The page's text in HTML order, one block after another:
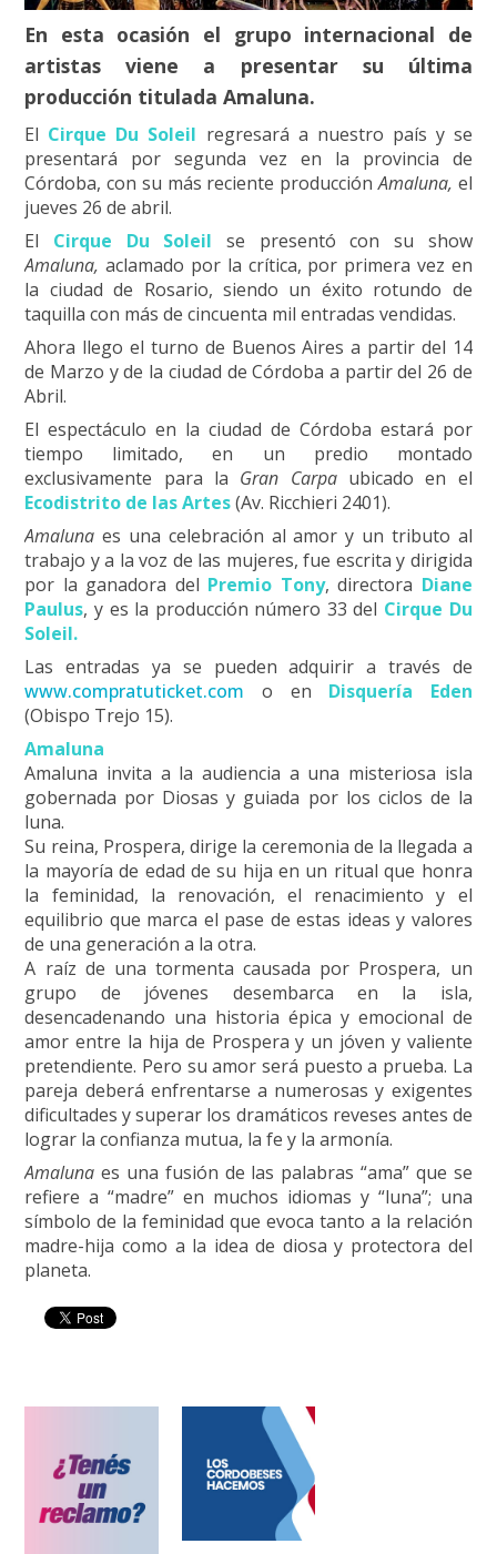
En esta ocasión el grupo internacional de
artistas viene a presentar su última
producción titulada Amaluna.
El Cirque Du Soleil regresará a nuestro país y se
presentará por segunda vez en la provincia de
Córdoba, con su más reciente producciónAmaluna, el
jueves 26 de abril.
El Cirque Du Soleil se presentó con su show
Amaluna, aclamado por la crítica, por primera vez en
la ciudad de Rosario, siendo un éxito rotundo de
taquilla con más de cincuenta mil entradas vendidas.
Ahora llego el turno de Buenos Aires a partir del 14
de Marzo y de la ciudad de Córdoba a partir del 26 de
Abril.
El espectáculo en la ciudad de Córdoba estará por
tiempo limitado, en un predio montado
exclusivamente para la Gran Carpaubicado en el
Ecodistrito de las Artes(Av. Ricchieri 2401).
Amalunaes una celebración al amor y un tributo al
trabajo y a la voz de las mujeres, fue escrita y dirigida
por la ganadora del Premio Tony, directora Diane
Paulus, y es la producción número 33 del Cirque Du
Soleil.
Las entradas ya se pueden adquirir a través de
www.compratuticket.com o en Disquería Eden
(Obispo Trejo 15).
Amaluna
Amaluna invita a la audiencia a una misteriosa isla
gobernada por Diosas y guiada por los ciclos de la
luna.
Su reina, Prospera, dirige la ceremonia de la llegada a
la mayoría de edad de su hija en un ritual que honra
la feminidad, la renovación, el renacimiento y el
equilibrio que marca el pase de estas ideas y valores
de una generación a la otra.
A raíz de una tormenta causada por Prospera, un
grupo de jóvenes desembarca en la isla,
desencadenando una historia épica y emocional de
amor entre la hija de Prospera y un jóven y valiente
pretendiente. Pero su amor será puesto a prueba. La
pareja deberá enfrentarse a numerosas y exigentes
dificultades y superar los dramáticos reveses antes de
lograr la confianza mutua, la fe y la armonía.
Amaluna es una fusión de las palabras “ama” que se
refiere a “madre” en muchos idiomas y “luna”; una
símbolo de la feminidad que evoca tanto a la relación
madre-hija como a la idea de diosa y protectora del
planeta.